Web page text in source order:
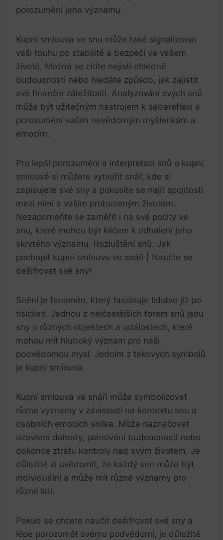
porozumění jeho významu.
Kupní smlouva ve snu může také signalizovat
vaši touhu po stabilitě a bezpečí ve vašem
životě. Možná se cítíte nejistí ohledně
budoucnosti nebo hledáte způsob, jak zajistit
své finanční záležitosti. Analyzování svých snů
může být užitečným nástrojem k sebereflexi a
porozumění vašim nevědomým myšlenkám a
emocím.
Pro lepší porozumění a interpretaci snů o kupní
smlouvě si můžete vytvořit snář, kde si
zapisujete své sny a pokusíte se najít spojitosti
mezi nimi a vaším probuzeným životem.
Nezapomeňte se zaměřit i na své pocity ve
snu, které mohou být klíčem k odhalení jeho
skrytého významu. Rozluštění snů: Jak
pochopit kupní smlouvu ve snáři | Naučte se
dešifrovat své sny!
Snění je fenomén, který fascinuje lidstvo již po
tisíciletí. Jednou z nejčastějších forem snů jsou
sny o různých objektech a událostech, které
mohou mít hluboký význam pro naši
podvědomou mysl. Jedním z takových symbolů
je kupní smlouva.
Kupní smlouva ve snáři může symbolizovat
různé významy v závislosti na kontextu snu a
osobních emocích snílka. Může naznačovat
uzavření dohody, plánování budoucnosti nebo
dokonce ztrátu kontroly nad svým životem. Je
důležité si uvědomit, že každý sen může být
individuální a může mít různé významy pro
různé lidi.
Pokud se chcete naučit dešifrovat své sny a
lépe porozumět svému podvědomí, je důležité